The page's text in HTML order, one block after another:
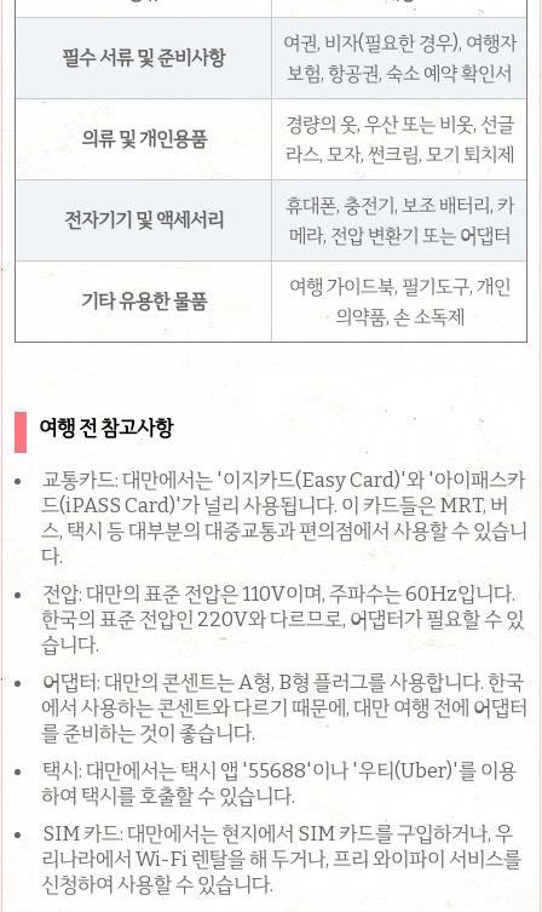
필수 서류 및 준비사항
여권, 비자(필요한 경우), 여행자
보험, 항공권, 숙소 예약 확인서
의류 및 개인용품
경량의 옷, 우산 또는 비옷, 선글
라스, 모자, 썬크림, 모기 퇴치제
전자기기 및 액세서리
휴대폰, 충전기, 보조 배터리, 카
메라, 전압 변환기 또는 어댑터
기타 유용한 물품
여행 가이드북, 필기도구, 개인
의약품, 손 소독제
여행 전 참고사항
교통카드: 대만에서는 '이지카드(Easy Card)'와 '아이패스카
드(iPASS Card)'가 널리 사용됩니다. 이 카드들은 MRT, 버
스, 택시 등 대부분의 대중교통과 편의점에서 사용할 수 있습니
다.
전압: 대만의 표준 전압은 110V이며, 주파수는 60Hz입니다.
한국의 표준 전압인 220V와 다르므로, 어댑터가 필요할 수 있
습니다.
어댑터: 대만의 콘센트는 A형, B형 플러그를 사용합니다. 한국
에서 사용하는 콘센트와 다르기 때문에, 대만 여행 전에 어댑터
를 준비하는 것이 좋습니다.
택시: 대만에서는 택시 앱 '55688'이나 '우티(Uber)'를 이용
하여 택시를 호출할 수 있습니다.
SIM 카드: 대만에서는 현지에서 SIM 카드를 구입하거나, 우
리나라에서 Wi-Fi 렌탈을 해 두거나, 프리 와이파이 서비스를
신청하여 사용할 수 있습니다.